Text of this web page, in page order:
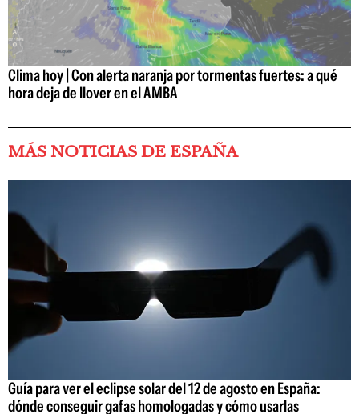
Clima hoy | Con alerta naranja por tormentas fuertes: a qué
hora deja de llover en el AMBA
MÁS NOTICIAS DE ESPAÑA
Guía para ver el eclipse solar del 12 de agosto en España:
dónde conseguir gafas homologadas y cómo usarlas